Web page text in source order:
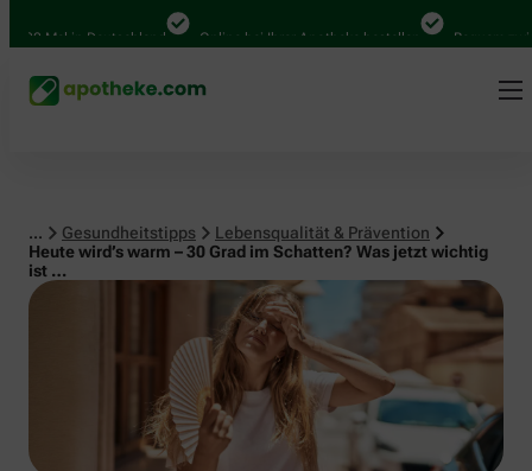
Mal in Deutschland Online bei Ihrer Apotheke bestellen Bequem
... Gesundheitstipps
Lebensqualität & Prävention
Heute wird’s warm – 30 Grad im Schatten? Was jetzt wichtig
ist …
Lebensqualität & Prävention